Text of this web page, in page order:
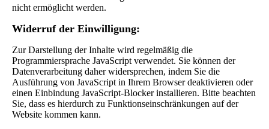
nicht ermöglicht werden.
Widerruf der Einwilligung:
Zur Darstellung der Inhalte wird regelmäßig die
Programmiersprache JavaScript verwendet. Sie können der
Datenverarbeitung daher widersprechen, indem Sie die
Ausführung von JavaScript in Ihrem Browser deaktivieren oder
einen Einbindung JavaScript-Blocker installieren. Bitte beachten
Sie, dass es hierdurch zu Funktionseinschränkungen auf der
Website kommen kann.